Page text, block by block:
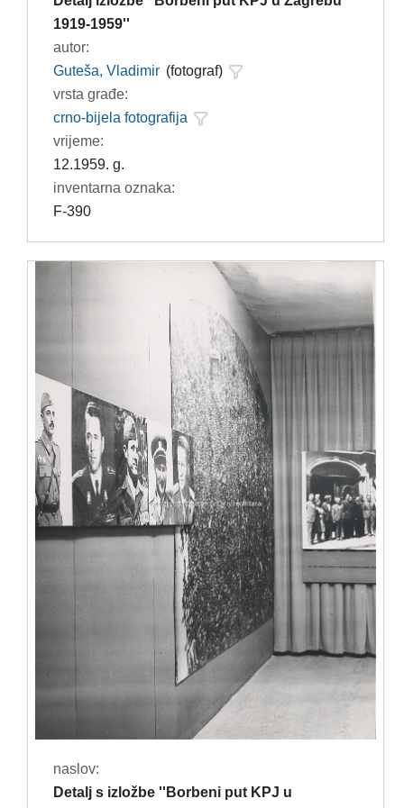
1919-1959''
autor:
Guteša, Vladimir (fotograf)
vrsta građe:
crno-bijela fotografija
vrijeme:
12.1959. g.
inventarna oznaka:
F-390
naslov:
Detalj s izložbe ''Borbeni put KPJ u